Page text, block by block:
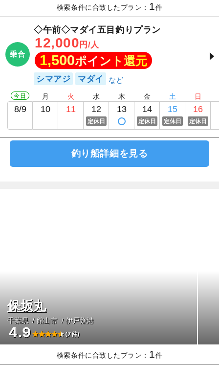
検索条件に合致したプラン： 1件
乗合
◇午前◇マダイ五目釣りプラン
12,000 円/人
1,500ポイント還元
シマアジ マダイ
今日
8/9
月
10
火
11
水
12
定休日
木
13
金
14
定休日
土
15
定休日
日
16
定休日
釣り船詳細を見る
保坂丸
千葉県 館山市 伊戸漁港
4.9 (7件)
検索条件に合致したプラン： 1件